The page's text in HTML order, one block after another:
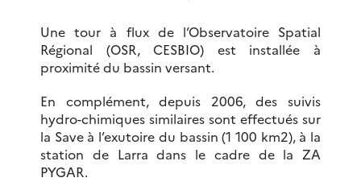
Une tour à flux de l’Observatoire Spatial
Régional (OSR, CESBIO) est installée à
proximité du bassin versant.
En complément, depuis 2006, des suivis
hydro-chimiques similaires sont effectués sur
la Save à l’exutoire du bassin (1 100 km2), à la
station de Larra dans le cadre de la ZA
PYGAR.